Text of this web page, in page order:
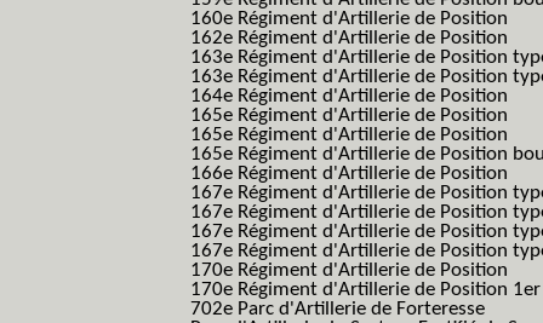
160e Régiment d'Artillerie de Position
162e Régiment d'Artillerie de Position
163e Régiment d'Artillerie de Position
163e Régiment d'Artillerie de Position
164e Régiment d'Artillerie de Position
165e Régiment d'Artillerie de Position
165e Régiment d'Artillerie de Position
165e Régiment d'Artillerie de Position
166e Régiment d'Artillerie de Position
167e Régiment d'Artillerie de Position
167e Régiment d'Artillerie de Position
167e Régiment d'Artillerie de Position
167e Régiment d'Artillerie de Position
170e Régiment d'Artillerie de Position
170e Régiment d'Artillerie de Position
702e Parc d'Artillerie de Forteresse